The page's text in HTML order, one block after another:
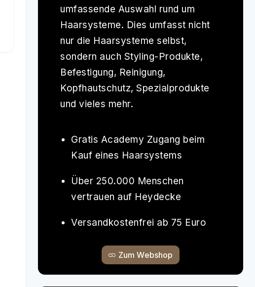
umfassende Auswahl rund um
Haarsysteme. Dies umfasst nicht
nur die Haarsysteme selbst,
sondern auch Styling-Produkte,
Befestigung, Reinigung,
Kopfhautschutz, Spezialprodukte
und vieles mehr.
Gratis Academy Zugang beim
Kauf eines Haarsystems
Über 250.000 Menschen
vertrauen auf Heydecke
Versandkostenfrei ab 75 Euro
Zum Webshop